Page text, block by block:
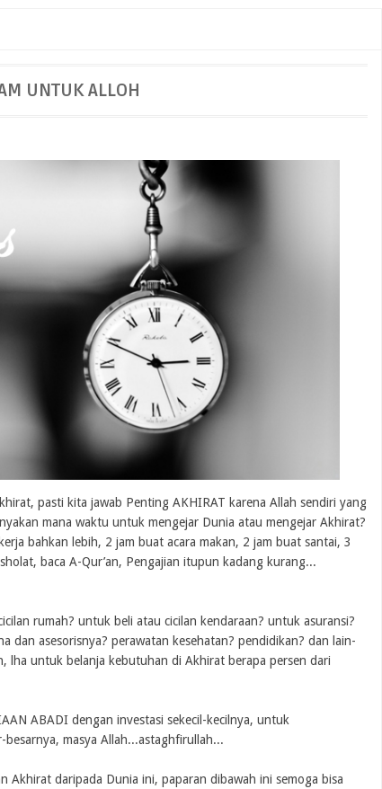
UNTUK ALLOH
pasti kita jawab Penting AKHIRAT karena Allah sendiri yang
mana waktu untuk mengejar Dunia atau mengejar Akhirat?
bahkan lebih, 2 jam buat acara makan, 2 jam buat santai, 3
baca A-Qur’an, Pengajian itupun kadang kurang...
rumah? untuk beli atau cicilan kendaraan? untuk asuransi?
dan asesorisnya? perawatan kesehatan? pendidikan? dan lain-
lha untuk belanja kebutuhan di Akhirat berapa persen dari
ABADI dengan investasi sekecil-kecilnya, untuk
besarnya, masya Allah...astaghfirullah...
Akhirat daripada Dunia ini, paparan dibawah ini semoga bisa